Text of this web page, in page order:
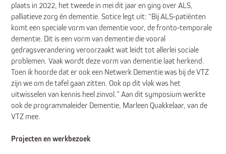
plaats in 2022, het tweede in mei dit jaar en ging over ALS,
palliatieve zorg én dementie. Sotice legt uit: “Bij ALS-patiënten
komt een speciale vorm van dementie voor, de fronto-temporale
dementie. Dit is een vorm van dementie die vooral
gedragsverandering veroorzaakt wat leidt tot allerlei sociale
problemen. Vaak wordt deze vorm van dementie laat herkend.
Toen ik hoorde dat er ook een Netwerk Dementie was bij de VTZ
zijn we om de tafel gaan zitten. Ook op dit vlak was het
uitwisselen van kennis heel zinvol.” Aan dit symposium werkte
ook de programmaleider Dementie, Marleen Quakkelaar, van de
VTZ mee.
Projecten en werkbezoek